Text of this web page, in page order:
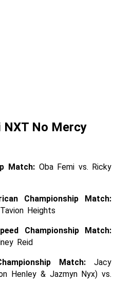
NXT No Mercy
Match:Oba Femi vs. Ricky
Championship Match:
Heights
Championship Match:
Reid
Match: Jacy
Henley & Jazmyn Nyx) vs.